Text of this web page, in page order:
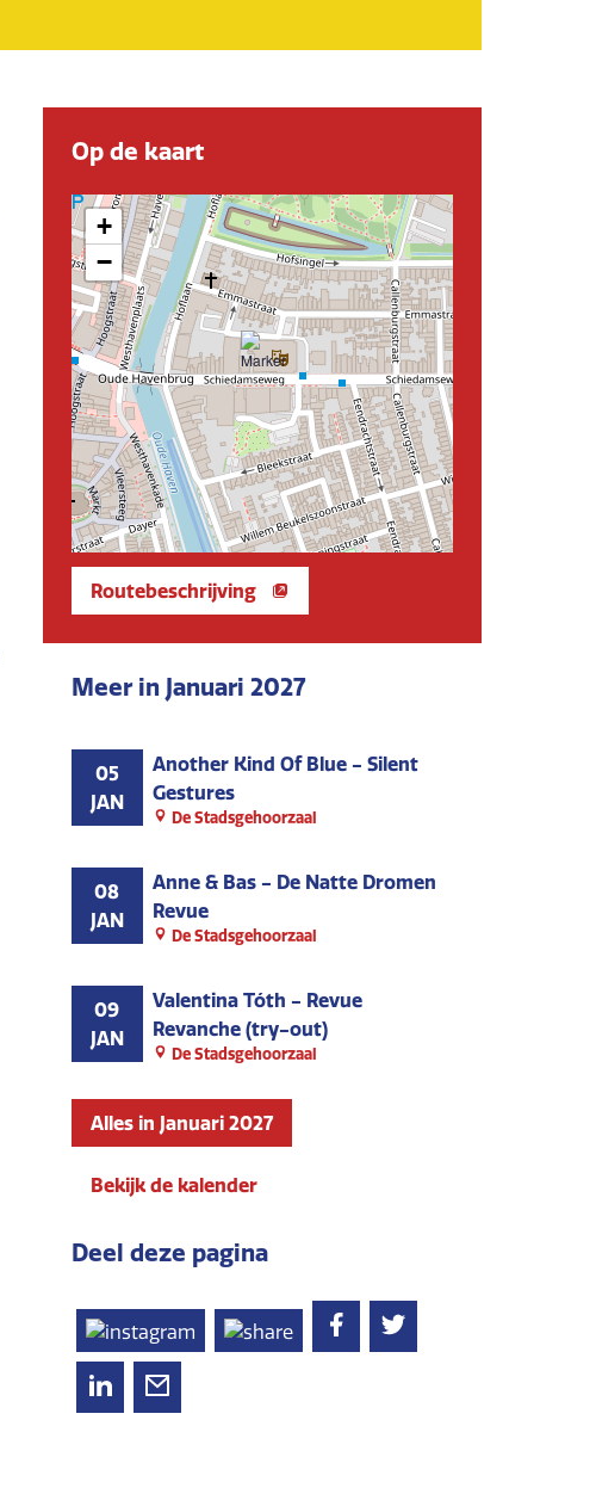
Op de kaart
+
−
Routebeschrijving
Meer in Januari 2027
05
JAN
Another Kind Of Blue - Silent
Gestures
De Stadsgehoorzaal
08
JAN
Anne & Bas - De Natte Dromen
Revue
De Stadsgehoorzaal
09
JAN
Valentina Tóth - Revue
Revanche (try-out)
De Stadsgehoorzaal
Alles in Januari 2027
Bekijk de kalender
Deel deze pagina